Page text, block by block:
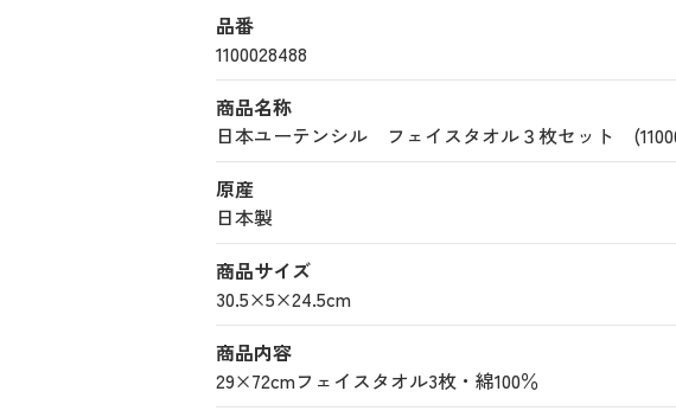
品番
1100028488
商品名称
日本ユーテンシル フェイスタオル３枚セット
原産
日本製
商品サイズ
30.5×5×24.5cm
商品内容
29×72cmフェイスタオル3枚・綿100％